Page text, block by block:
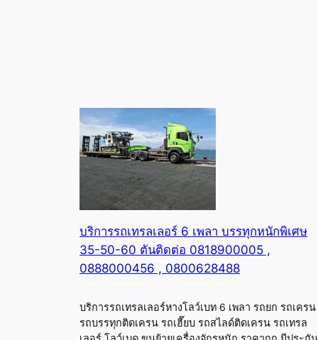
บริการรถเทรลเลอร์ 6 เพลา บรรทุกหนักพิเศษ
35-50-60 ตันติดต่อ 0818900005 ,
0888000456 , 0800628488
บริการรถเทรลเลอร์หางโลว์เบท 6 เพลา รถยก รถเครน
รถบรรทุกติดเครน รถเฮี๊ยบ รถสไลด์ติดเครน รถเทรล